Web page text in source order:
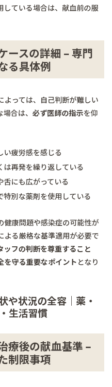
している場合は、献血前の服
ースの詳細 – 専門
る具体例
よっては、自己判断が難しい
合は、 必ず医師の指示を仰
い疲労感を感じる
再発を繰り返している
舌にも広がっている
別な薬剤を使用している
健康問題や感染症の可能性が
よる厳格な基準適用が必要で
フの判断を尊重すること
を守る重要なポイント となり
や状況の全容｜薬・
生活習慣
療後の献血基準 –
制限事項